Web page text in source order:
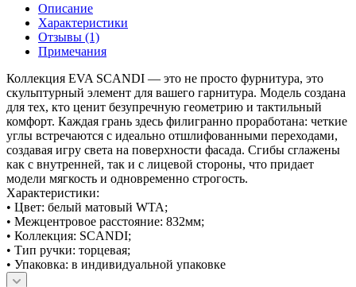
Описание
Характеристики
Отзывы (1)
Примечания
Коллекция EVA SCANDI — это не просто фурнитура, это
скульптурный элемент для вашего гарнитура. Модель создана
для тех, кто ценит безупречную геометрию и тактильный
комфорт. Каждая грань здесь филигранно проработана: четкие
углы встречаются с идеально отшлифованными переходами,
создавая игру света на поверхности фасада. Сгибы сглажены
как с внутренней, так и с лицевой стороны, что придает
модели мягкость и одновременно строгость.
Характеристики:
• Цвет: белый матовый WTA;
• Межцентровое расстояние: 832мм;
• Коллекция: SCANDI;
• Тип ручки: торцевая;
• Упаковка: в индивидуальной упаковке